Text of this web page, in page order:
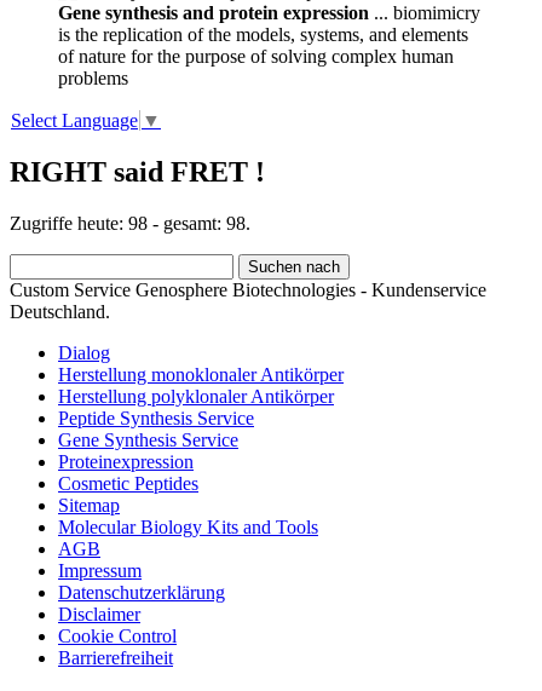
Gene synthesis and protein expression ... biomimicry
is the replication of the models, systems, and elements
of nature for the purpose of solving complex human
problems
Select Language ▼
RIGHT said FRET !
Zugriffe heute: 98 - gesamt: 98.
Custom Service Genosphere Biotechnologies - Kundenservice
Deutschland.
Dialog
Herstellung monoklonaler Antikörper
Herstellung polyklonaler Antikörper
Peptide Synthesis Service
Gene Synthesis Service
Proteinexpression
Cosmetic Peptides
Sitemap
Molecular Biology Kits and Tools
AGB
Impressum
Datenschutzerklärung
Disclaimer
Cookie Control
Barrierefreiheit